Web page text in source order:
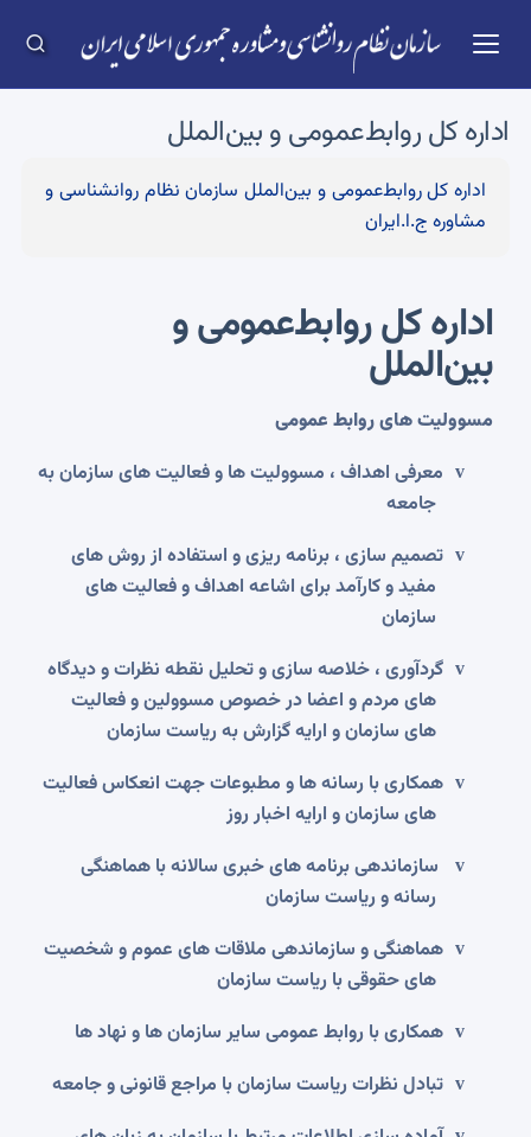
اداره کل روابط‌عمومی و بین‌الملل
اداره کل روابط‌عمومی و بین‌الملل سازمان نظام روانشناسی و
مشاوره ج.ا.ایران
اداره کل روابط‌عمومی و
بین‌الملل
مسوولیت های روابط عمومی
v
معرفی اهداف ، مسوولیت ها و فعالیت های سازمان به
جامعه
v تصمیم سازی ، برنامه ریزی و استفاده از روش های
مفید و کارآمد برای اشاعه اهداف و فعالیت های
سازمان
v گردآوری ، خلاصه سازی و تحلیل نقطه نظرات و دیدگاه
های مردم و اعضا در خصوص مسوولین و فعالیت
های سازمان و ارایه گزارش به ریاست سازمان
v همکاری با رسانه ها و مطبوعات جهت انعکاس فعالیت
های سازمان و ارایه اخبار روز
v
سازماندهی برنامه های خبری سالانه با هماهنگی
رسانه و ریاست سازمان
v هماهنگی و سازماندهی ملاقات های عموم و شخصیت
های حقوقی با ریاست سازمان
v همکاری با روابط عمومی سایر سازمان ها و نهاد ها
v تبادل نظرات ریاست سازمان با مراجع قانونی و جامعه